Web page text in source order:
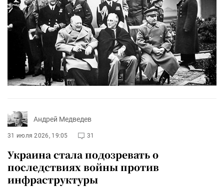
Андрей Медведев
31 июля 2026, 19:05 31
Украина стала подозревать о
последствиях войны против
инфраструктуры